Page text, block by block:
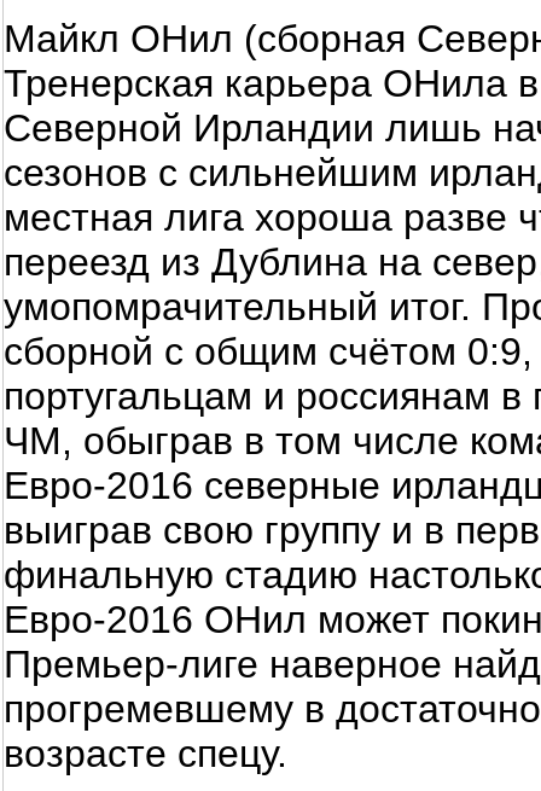
Майкл ОНил (сборная
Тренерская карьера ОНила
Северной Ирландии лишь
сезонов с сильнейшим
местная лига хороша разве
переезд из Дублина на
умопомрачительный итог.
сборной с общим счётом
португальцам и россиянам
ЧМ, обыграв в том числе
Евро-2016 северные
выиграв свою группу и в
финальную стадию
Евро-2016 ОНил может
Премьер-лиге наверное
прогремевшему в
возрасте спецу.